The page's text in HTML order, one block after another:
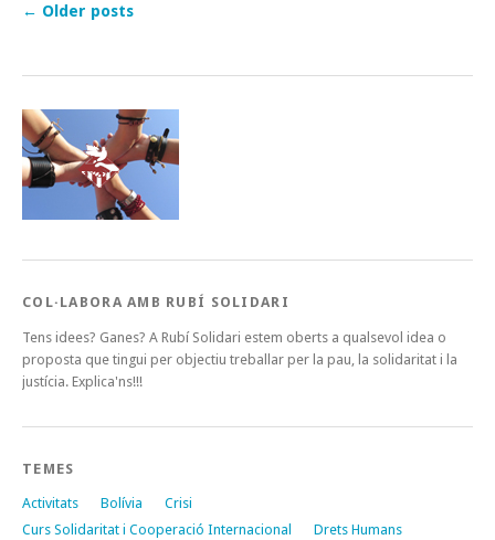
← Older posts
COL·LABORA AMB RUBÍ SOLIDARI
Tens idees? Ganes? A Rubí Solidari estem oberts a qualsevol idea o
proposta que tingui per objectiu treballar per la pau, la solidaritat i la
justícia. Explica'ns!!!
TEMES
Activitats Bolívia
Crisi
Curs Solidaritat i Cooperació Internacional
Drets Humans